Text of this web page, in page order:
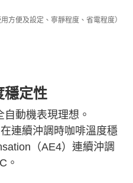
方便及設定、寧靜程度、省電程度）
穩定性
動機表現理想。
連續沖調時咖啡溫度穩
（AE4）連續沖調
。